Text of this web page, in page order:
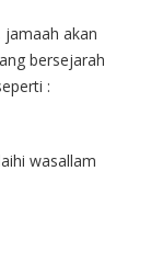
akan
bersejarah
:
wasallam